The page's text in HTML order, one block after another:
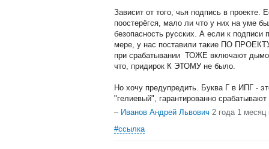
Зависит от того, чья подпись в проекте.
поостерёгся, мало ли что у них на уме
безопасность русских. А если к подписи
мере, у нас поставили такие ПО
при срабатывании ТОЖЕ включают
что, придирок К ЭТОМУ не было.
Но хочу предупредить. Буква Г в ИПГ -
"гелиевый", гарантированно
– Иванов Андрей Львович 2 года 1 месяц
#ссылка